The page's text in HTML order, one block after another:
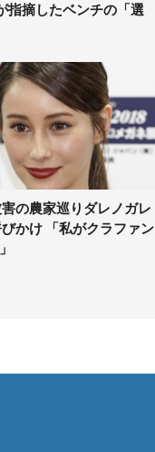
指摘したベンチの「選
の農家巡りダレノガレ
かけ 「私がクラファン